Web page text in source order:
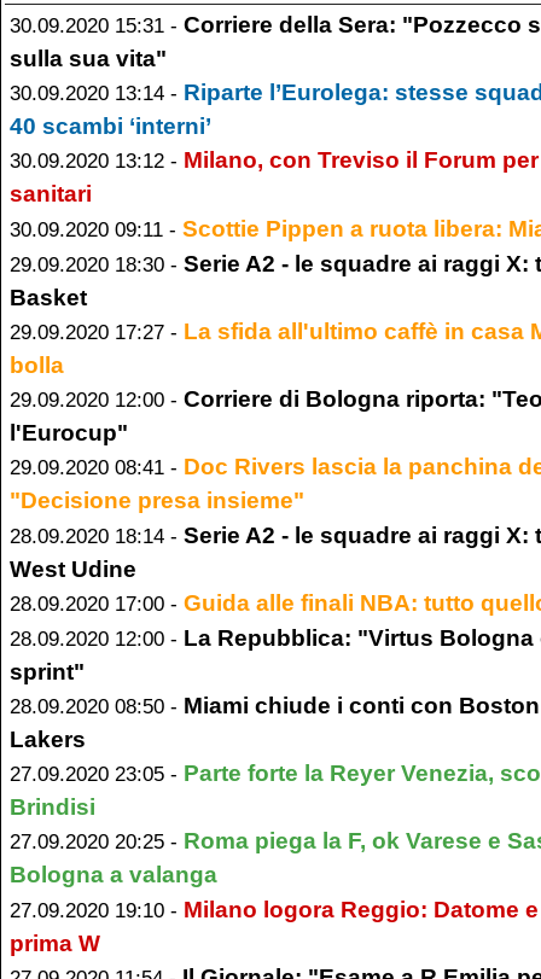
30.09.2020 15:31 - Corriere della Sera: "Pozzecco
sulla sua vita"
30.09.2020 13:14 - Riparte l’Eurolega: stesse
40 scambi ‘interni’
30.09.2020 13:12 - Milano, con Treviso il Forum
sanitari
30.09.2020 09:11 - Scottie Pippen a ruota libera:
29.09.2020 18:30 - Serie A2 - le squadre ai raggi
Basket
29.09.2020 17:27 - La sfida all'ultimo caffè in casa
bolla
29.09.2020 12:00 - Corriere di Bologna riporta:
l'Eurocup"
29.09.2020 08:41 - Doc Rivers lascia la panchina
"Decisione presa insieme"
28.09.2020 18:14 - Serie A2 - le squadre ai raggi
West Udine
28.09.2020 17:00 - Guida alle finali NBA: tutto
28.09.2020 12:00 - La Repubblica: "Virtus Bologna
sprint"
28.09.2020 08:50 - Miami chiude i conti con
Lakers
27.09.2020 23:05 - Parte forte la Reyer Venezia,
Brindisi
27.09.2020 20:25 - Roma piega la F, ok Varese e
Bologna a valanga
27.09.2020 19:10 - Milano logora Reggio: Datome
prima W